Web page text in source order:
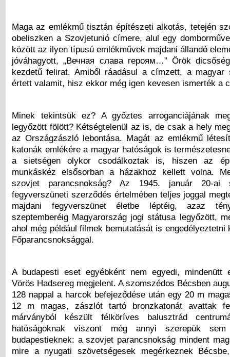
Maga az emlékmű tisztán építészeti alkotás, tetején
obeliszken a Szovjetunió címere, alul egy
között az ilyen típusú emlékművek majdani állandó
jóváhagyott, „Вечная слава героям…” Örök
kezdetű felirat. Amiből ráadásul a címzett, a magyar
értett valamit, hisz ekkor még igen kevesen ismerték a
Minek tekintsük ez? A győztes arroganciájának
legyőzött fölött? Kétségtelenül az is, de csak a hely
az Országzászló lebontása. Magát az emlékmű
katonák emlékére a magyar hatóságok is
a sietségen olykor csodálkoztak is, hiszen az
munkáskéz elsősorban a házakhoz kellett volna.
szovjet parancsnokság? Az 1945. január 20-ai
fegyverszüneti szerződés értelmében teljes joggal
majdani fegyverszünet életbe léptéig, azaz
szeptemberéig Magyarország jogi státusa legyőzött,
ahol még például filmek bemutatását is engedélyeztetni
Főparancsnoksággal.
A budapesti eset egyébként nem egyedi, mindenütt
Vörös Hadsereg megjelent. A szomszédos Bécsben
128 nappal a harcok befejeződése után egy 20 m
12 m magas, zászlót tartó bronzkatonát avattak
márványból készült félköríves balusztrád
hatóságoknak viszont még annyi szerepük
budapestieknek: a szovjet parancsnokság mindent
mire a nyugati szövetségesek megérkeznek